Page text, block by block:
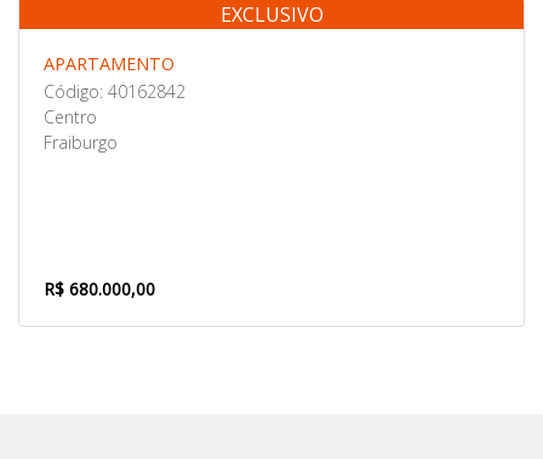
Venda
EXCLUSIVO
APARTAMENTO
Código: 40162842
Centro
Fraiburgo
R$ 680.000,00